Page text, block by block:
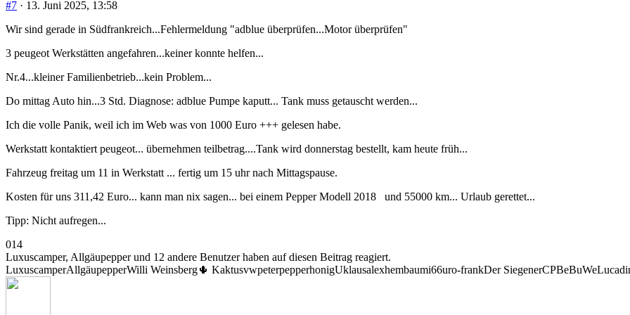
#7 · 13. Juni 2025, 13:58
Wir sind gerade in Südfrankreich...Fehlermeldung "adblue überprüfen...Motor überprüfen"
3 peugeot Werkstätten angefahren...keiner konnte helfen...
Nr.4...kleiner Familienbetrieb...kein Problem...
Do mittag Auto hin...3 Std. Diagnose: adblue Pumpe kaputt... Tank muss getauscht werden...
Ich die volle Panik, weil ich im Web was von 1000 Euro +++ gelesen habe.
Werkstatt kontaktiert peugeot... übernehmen teilbetrag....Tank wird donnerstag bestellt, kam heute früh...
Fahrzeug freitag um 11 in Werkstatt ... fertig um 15 uhr nach Mittagspause.
Kosten für uns 311,42 Euro... kann man nix sagen... bei einem Pepper Modell 2018 und 55000 km... Urlaub gerettet...
Tipp: Nicht aufregen...
Anklicken
für
Daumen
nach
0Anklicken
für
Daumen
nach
14
Luxuscamper, Allgäupepper und 12 andere Benutzer haben auf diesen Beitrag reagiert.
LuxuscamperAllgäupepperWilli Weinsberg🌵 KaktusvwpeterpepperhonigUklausalexhembaumi66uro-frankDer SiegenerCPBeBuWe